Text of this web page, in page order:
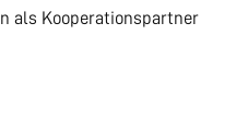
als Kooperationspartner